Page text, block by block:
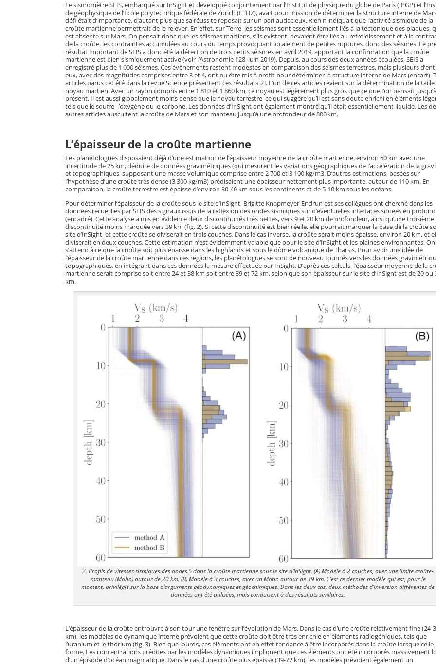
Le sismomètre SEIS, embarqué sur InSight et développé conjointement par l’Institut de physique du globe de Paris (IPGP) et
de géophysique de l’École polytechnique fédérale de Zurich (ETHZ), avait pour mission de déterminer la structure interne de
défi était d’importance, d’autant plus que sa réussite reposait sur un pari audacieux. Rien n’indiquait que l’activité sismique de la
croûte martienne permettrait de le relever. En effet, sur Terre, les séismes sont essentiellement liés à la tectonique des plaques,
est absente sur Mars. On pensait donc que les séismes martiens, s’ils existent, devaient être liés au refroidissement et à la
de la croûte, les contraintes accumulées au cours du temps provoquant localement de petites ruptures, donc des séismes. Le
résultat important de SEIS a donc été la détection de trois petits séismes en avril 2019, apportant la confirmation que la croûte
martienne est bien sismiquement active (voir l’Astronomie 128, juin 2019). Depuis, au cours des deux années écoulées, SEIS a
enregistré plus de 1 000 séismes. Ces événements restent modestes en comparaison des séismes terrestres, mais plusieurs
eux, avec des magnitudes comprises entre 3 et 4, ont pu être mis à profit pour déterminer la structure interne de Mars (encart).
articles parus cet été dans la revue Science présentent ces résultats[2]. L’un de ces articles revient sur la détermination de la
noyau martien. Avec un rayon compris entre 1 810 et 1 860 km, ce noyau est légèrement plus gros que ce que l’on pensait
présent. Il est aussi globalement moins dense que le noyau terrestre, ce qui suggère qu’il est sans doute enrichi en éléments
tels que le soufre, l’oxygène ou le carbone. Les données d’InSight ont également montré qu’il était essentiellement liquide. Les
autres articles auscultent la croûte de Mars et son manteau jusqu’à une profondeur de 800 km.
L’épaisseur de la croûte martienne
Les planétologues disposaient déjà d’une estimation de l’épaisseur moyenne de la croûte martienne, environ 60 km avec une
incertitude de 25 km, déduite de données gravimétriques (qui mesurent les variations géographiques de l’accélération de la
et topographiques, supposant une masse volumique comprise entre 2 700 et 3 100 kg/m3. D’autres estimations, basées sur
l’hypothèse d’une croûte très dense (3 300 kg/m3) prédisaient une épaisseur nettement plus importante, autour de 110 km. En
comparaison, la croûte terrestre est épaisse d’environ 30-40 km sous les continents et de 5-10 km sous les océans.
Pour déterminer l’épaisseur de la croûte sous le site d’InSight, Brigitte Knapmeyer-Endrun est ses collègues ont cherché dans les
données recueillies par SEIS des signaux issus de la réflexion des ondes sismiques sur d’éventuelles interfaces situées en
(encadré). Cette analyse a mis en évidence deux discontinuités très nettes, vers 9 et 20 km de profondeur, ainsi qu’une troisième
discontinuité moins marquée vers 39 km (fig. 2). Si cette discontinuité est bien réelle, elle pourrait marquer la base de la croûte
site d’InSight, et cette croûte se diviserait en trois couches. Dans le cas inverse, la croûte serait moins épaisse, environ 20 km, et
diviserait en deux couches. Cette estimation n’est évidemment valable que pour le site d’InSight et les plaines environnantes. On
s’attend à ce que la croûte soit plus épaisse dans les highlands et sous le dôme volcanique de Tharsis. Pour avoir une idée de
l’épaisseur de la croûte martienne dans ces régions, les planétologues se sont de nouveau tournés vers les données
topographiques, en intégrant dans ces données la mesure effectuée par InSight. D’après ces calculs, l’épaisseur moyenne de la
martienne serait comprise soit entre 24 et 38 km soit entre 39 et 72 km, selon que son épaisseur sur le site d’InSight est de 20 ou
km.
2. Profils de vitesses sismiques des ondes S dans la croûte martienne sous le site d’InSight. (A) Modèle à 2 couches, avec une limite croûte-
manteau (Moho) autour de 20 km. (B) Modèle à 3 couches, avec un Moho autour de 39 km. C’est ce dernier modèle qui est, pour le
moment, privilégié sur la base d’arguments géodynamiques et géochimiques. Dans les deux cas, deux méthodes d’inversion différentes de
données ont été utilisées, mais conduisent à des résultats similaires.
L’épaisseur de la croûte entrouvre à son tour une fenêtre sur l’évolution de Mars. Dans le cas d’une croûte relativement fine (24-
km), les modèles de dynamique interne prévoient que cette croûte doit être très enrichie en éléments radiogéniques, tels que
l’uranium et le thorium (fig. 3). Bien que lourds, ces éléments ont en effet tendance à être incorporés dans la croûte lorsque
forme. Les concentrations prédites par les modèles dynamiques impliquent que ces éléments ont été incorporés massivement
d’un épisode d’océan magmatique. Dans le cas d’une croûte plus épaisse (39-72 km), les modèles prévoient également un